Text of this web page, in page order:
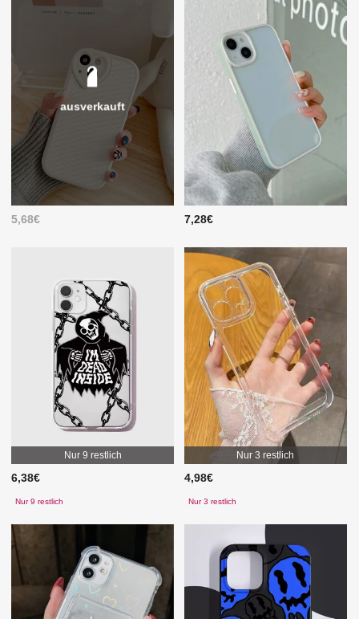
ausverkauft
5,68€ 7,28€
Nur 9 restlich
6,38€
Nur 9 restlich
Nur 3 restlich
4,98€
Nur 3 restlich